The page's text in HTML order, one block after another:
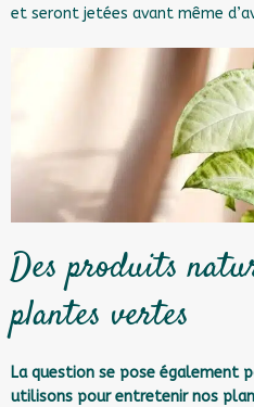
et seront jetées avant même
Des produits
plantes vertes
La question se pose également
utilisons pour entretenir nos